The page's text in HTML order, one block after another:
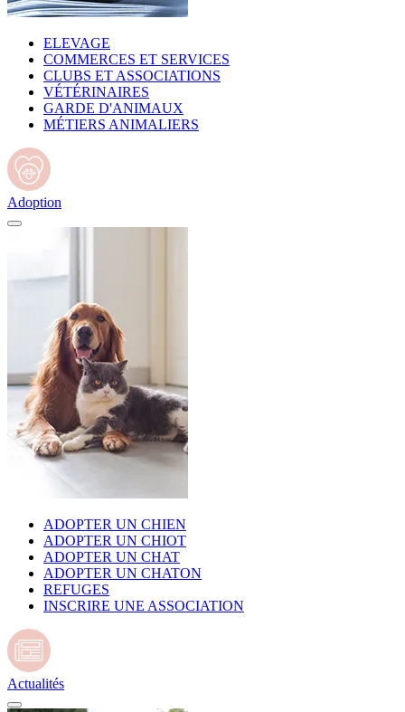
ELEVAGE
COMMERCES ET SERVICES
CLUBS ET ASSOCIATIONS
VÉTÉRINAIRES
GARDE D'ANIMAUX
MÉTIERS ANIMALIERS
Adoption
ADOPTER UN CHIEN
ADOPTER UN CHIOT
ADOPTER UN CHAT
ADOPTER UN CHATON
REFUGES
INSCRIRE UNE ASSOCIATION
Actualités